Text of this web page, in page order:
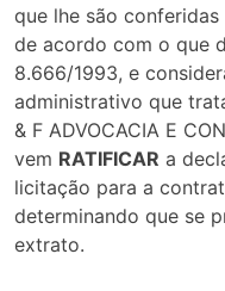
que lhe são
de acordo com o que
8.666/1993, e
administrativo que
& F ADVOCACIA E
vem RATIFICAR a
licitação para a
determinando que se
extrato.